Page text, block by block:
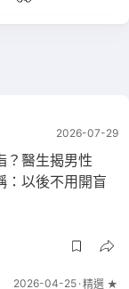
2026-07-29
？醫生揭男性
：以後不用開盲
2026-04-25 精選 ★